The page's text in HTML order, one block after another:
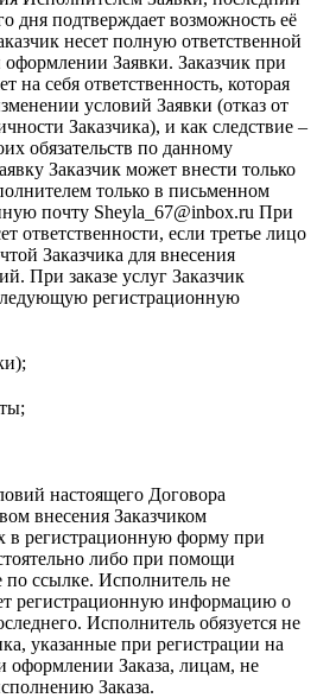
дня подтверждает возможность её
несет полную ответственной
Заявки. Заказчик при
на себя ответственность, которая
условий Заявки (отказ от
Заказчика), и как следствие –
обязательств по данному
Заказчик может внести только
только в письменном
почту Sheyla_67@inbox.ru При
ответственности, если третье лицо
Заказчика для внесения
При заказе услуг Заказчик
регистрационную
настоящего Договора
внесения Заказчиком
в регистрационную форму при
либо при помощи
ссылке. Исполнитель не
регистрационную информацию о
Исполнитель обязуется не
указанные при регистрации на
оформлении Заказа, лицам, не
Заказа.